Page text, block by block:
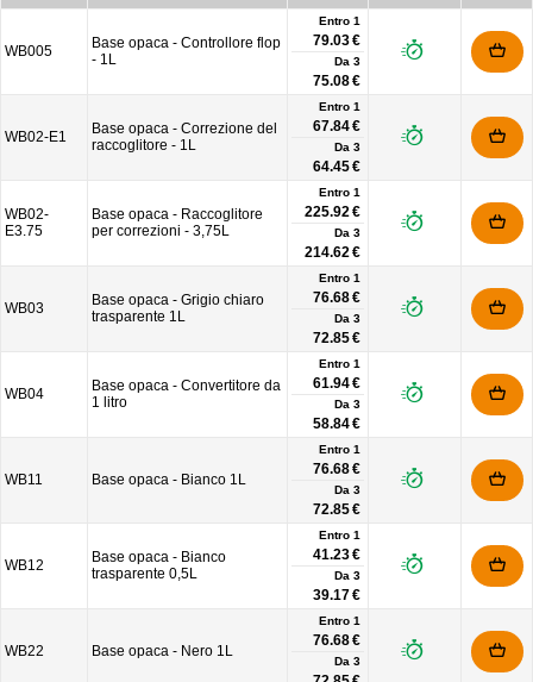
WB005
Base opaca - Controllore flop
- 1L
Entro 1
79.03 €
Da 3
75.08 €
WB02-E1
Base opaca - Correzione del
raccoglitore - 1L
Entro 1
67.84 €
Da 3
64.45 €
WB02-
E3.75
Base opaca - Raccoglitore
per correzioni - 3,75L
Entro 1
225.92 €
Da 3
214.62 €
WB03
Base opaca - Grigio chiaro
trasparente 1L
Entro 1
76.68 €
Da 3
72.85 €
WB04
Base opaca - Convertitore da
1 litro
Entro 1
61.94 €
Da 3
58.84 €
WB11 Base opaca - Bianco 1L
Entro 1
76.68 €
Da 3
72.85 €
WB12
Base opaca - Bianco
trasparente 0,5L
Entro 1
41.23 €
Da 3
39.17 €
WB22 Base opaca - Nero 1L
Entro 1
76.68 €
Da 3